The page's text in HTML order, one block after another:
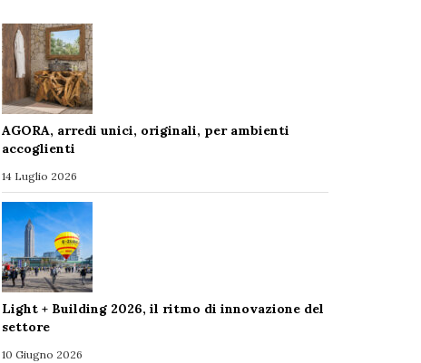
AGORA, arredi unici, originali, per ambienti
accoglienti
14 Luglio 2026
Light + Building 2026, il ritmo di innovazione del
settore
10 Giugno 2026